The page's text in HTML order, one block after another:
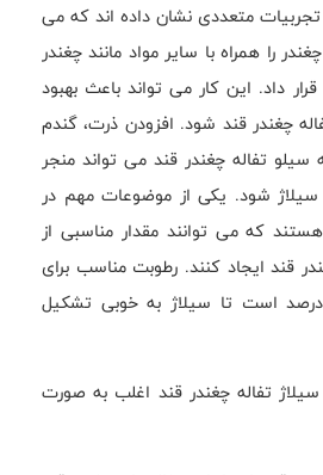
تجربیات متعددی نشان داده اند که می
را همراه با سایر مواد مانند چغندر
داد. این کار می تواند باعث بهبود
چغندر قند شود. افزودن ذرت، گندم
سیلو تفاله چغندر قند می تواند منجر
شود. یکی از موضوعات مهم در
که می توانند مقدار مناسبی از
قند ایجاد کنند. رطوبت مناسب برای
مواد تا حدود ۶۵ درصد است تا سیلاژ به خوبی تشکیل
تفاله چغندر قند اغلب به صورت